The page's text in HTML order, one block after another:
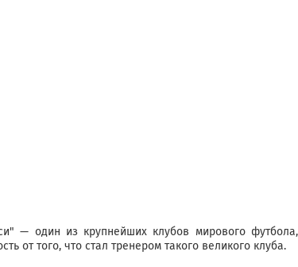
— один из крупнейших клубов мирового
от того, что стал тренером такого великого клуба.